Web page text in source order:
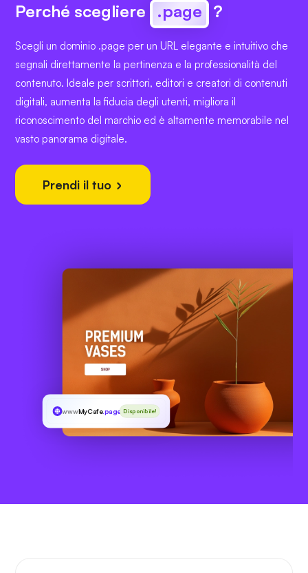
Perché scegliere .page ?
Scegli un dominio .page per un URL elegante e intuitivo che
segnali direttamente la pertinenza e la professionalità del
contenuto. Ideale per scrittori, editori e creatori di contenuti
digitali, aumenta la fiducia degli utenti, migliora il
riconoscimento del marchio ed è altamente memorabile nel
vasto panorama digitale.
Prendi il tuo
wwwMyCafe.page Disponibile!